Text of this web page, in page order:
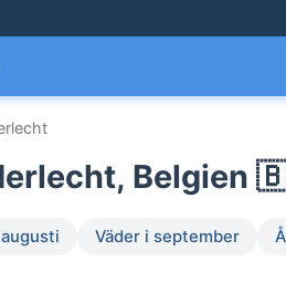
Belgien
Väder i september